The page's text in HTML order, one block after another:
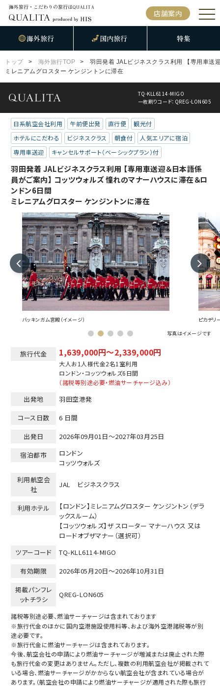
海外旅行・こだわりの旅行はQUALITA
店舗案内
海外旅行 国内旅行 特集
トップ 海外旅行TOP
羽田発着 JALビジネスクラス利用 【専用車送
ミレニアムグロスター ケンジントンに滞在
TQ-KLL6114-MIGO
一枚刷りコード：QREG-LON605
日系航空会社利用 午前便出発 直行便
観光付
ホテルにこだわる
ビジネスクラス 朝食付
人気エリアに宿泊
専用車送迎
キャンセルサポート（ベーシックプラン）付
羽田発着 JALビジネスクラス利用 【専用車送迎＆日本語係
員がご案内】 コッツウォルズ 憧れのマナーハウスに滞在＆ロ
ンドン6日間
ミレニアムグロスター ケンジントンに滞在
バッキンガム宮殿（イメージ）
ピカデリ
写真はイメージです
旅行代金 1,639,000円～2,339,000円
大人お1人様代金2名1室利用
ロンドン コッツウォルズ6日間
（諸税等別途必要・燃油サーチャージ込み）
出発地
羽田空港発
コース日数
6 日間
出発日
2026年09月01日～2027年03月25日
宿泊都市
ロンドン
コッツウォルズ
利用航空会
社
JAL ビジネスクラス
利用ホテル
【ロンドン】ミレニアムグロスター ケンジントン（デラ
ックスルーム）
【コッツウォルズ】ザ スローター マナーハウス 又は
ロードオブザマナー（選択可）
ツアーコード
TQ-KLL6114-MIGO
有効期限
2026年05月20日～2026年10月31日
掲載パンフレ
ットチラシ
QREG-LON605
諸税等別途必要、燃油サーチャージは含まれております
※旅行代金のほかに国内空港施設使用料等、および海外空港諸税等が別
途必要です。
※旅行代金に燃油サーチャージは含まれております。
今後、航空会社の申請により燃油サーチャージが増減または廃止された際
も旅行代金の変更はありません。ただし、複数の利用航空会社が掲載されて
いる場合、燃油サーチャージがかからない航空会社が含まれている場合が
あります。（航空会社の申請により燃油サーチャージが適用された際も旅行